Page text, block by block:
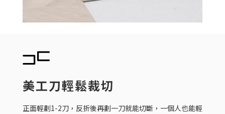
美工刀輕鬆裁切
正面輕劃1-2刀，反折後再劃一刀就能切斷，一個人也能輕